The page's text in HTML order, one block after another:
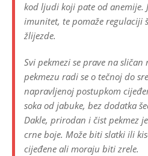
kod ljudi koji pate od anemije.
imunitet, te pomaže regulaciji
žlijezde.
Svi pekmezi se prave na
pekmezu radi se o tečnoj do
napravljenoj postupkom
soka od jabuke, bez dodatka
Dakle, prirodan i čist pekmez
crne boje. Može biti slatki ili
cijeđene ali moraju biti zrele.